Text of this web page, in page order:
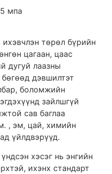
мпа
ихэвчлэн төрөл бүрийн
цагаан, цаас
дугуй лаазны
дэвшилтэт
боломжийн
зайлшгүй
сав баглаа
, эм, цай, химийн
үйлдвэрүүд.
хэсэг нь энгийн
ихэнх стандарт